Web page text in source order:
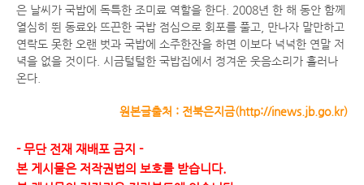
은 날씨가 국밥에 독특한 조미료 역할을 한다. 2008년 한 해 동안 함께
열심히 뛴 동료와 뜨끈한 국밥 점심으로 회포를 풀고, 만나자 말만하고
연락도 못한 오랜 벗과 국밥에 소주한잔을 하면 이보다 넉넉한 연말 저
녁을 없을 것이다. 시금털털한 국밥집에서 정겨운 웃음소리가 흘러나
온다.
원본글출처 : 전북은지금(http://inews.jb.go.kr)
- 무단 전재 재배포 금지 -
본 게시물은 저작권법의 보호를 받습니다.